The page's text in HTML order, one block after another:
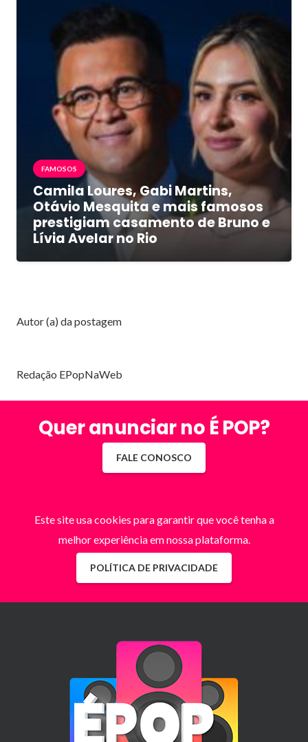
FAMOSOS
Camila Loures, Gabi Martins,
Otávio Mesquita e mais famosos
prestigiam casamento de Bruno e
Lívia Avelar no Rio
Autor (a) da postagem
Redação EPopNaWeb
Quer anunciar no É POP?
FALE CONOSCO
Este site usa cookies para garantir que você tenha a
melhor experiência em nossa plataforma.
POLÍTICA DE PRIVACIDADE